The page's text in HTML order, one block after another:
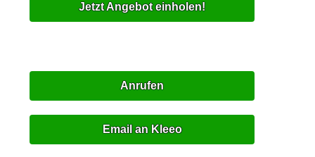
Jetzt Angebot einholen!
Anrufen
Email an Kleeo